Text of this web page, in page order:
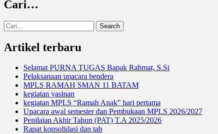
Cari…
Search
for:
Artikel terbaru
Selamat PURNA TUGAS Bapak Rahmat, S.Si
Pelaksanaan upacara bendera
MPLS RAMAH SMAN 11 BATAM
kegiatan yasinan
kegiatan MPLS “Ramah Anak” hari pertama
Upacara awal semester dan Pembukaan MPLS 2026/2027
Penilaian Akhir Tahun (PAT) T.A 2025/2026
Rapat konsolidasi dan tah